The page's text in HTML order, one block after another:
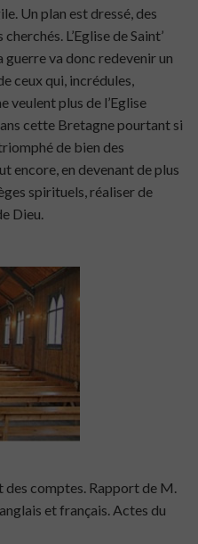
Un plan est dressé, des
L’Eglise de Saint’
guerre va donc redevenir un
ceux qui, incrédules,
veulent plus de l’Eglise
cette Bretagne pourtant si
de bien des
encore, en devenant de plus
spirituels, réaliser de
Dieu.
comptes. Rapport de M.
et français. Actes du